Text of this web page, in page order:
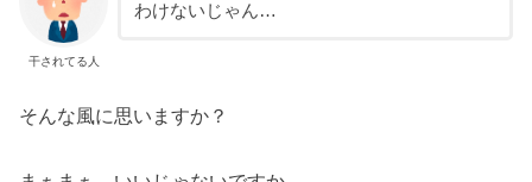
干されてる人
わけないじゃん…
そんな風に思いますか？